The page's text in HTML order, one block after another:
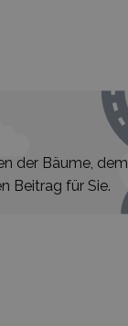
der Bäume, dem
Beitrag für Sie.